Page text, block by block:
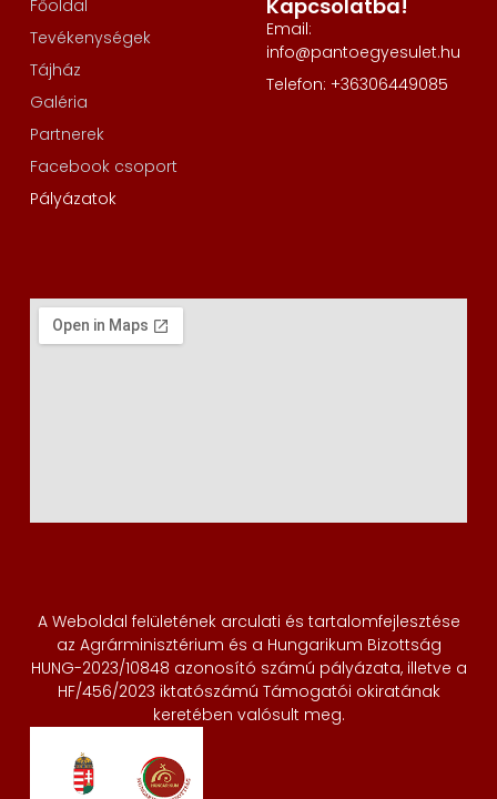
A Weboldal felületének arculati és tartalomfejlesztése
az Agrárminisztérium és a Hungarikum Bizottság
HUNG-2023/10848 azonosító számú pályázata, illetve a
HF/456/2023 iktatószámú Támogatói okiratának
keretében valósult meg.
Főoldal
Tevékenységek
Tájház
Galéria
Partnerek
Facebook csoport
Pályázatok
Kapcsolatba!
Email:
info@pantoegyesulet.hu
Telefon: +36306449085